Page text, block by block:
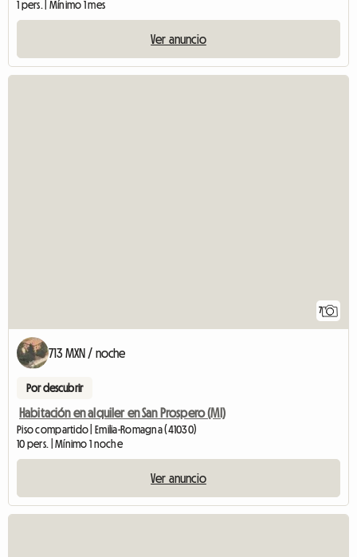
1 pers. | Mínimo 1 mes
Ver anuncio
7
713 MXN / noche
Por descubrir
Habitación en alquiler en San Prospero (MI)
Piso compartido | Emilia-Romagna (41030)
10 pers. | Mínimo 1 noche
Ver anuncio